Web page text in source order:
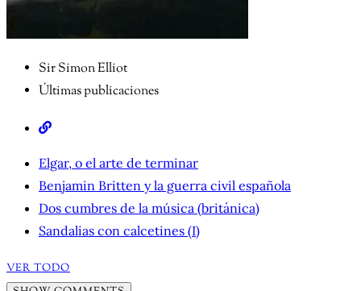
Sir Simon Elliot
Últimas publicaciones
Elgar, o el arte de terminar
Benjamin Britten y la guerra civil española
Dos cumbres de la música (británica)
Sandalias con calcetines (I)
VER TODO